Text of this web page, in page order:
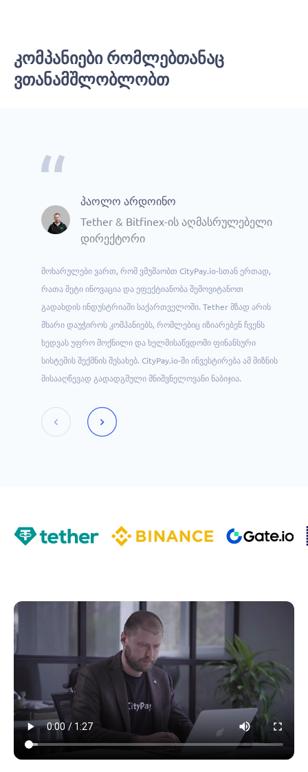
Კომპანიები Რომლებთანაც
Ვთანამშლობლობთ
პაოლო არდოინო
Tether & Bitfinex-ის აღმასრულებელი
დირექტორი
მოხარულები ვართ, რომ ვმუშაობთ CityPay.io-სთან ერთად,
რათა მეტი ინოვაცია და ეფექტიანობა შემოვიტანოთ
გადახდის ინდუსტრიაში საქართველოში. Tether მზად არის
მხარი დაუჭიროს კომპანიებს, რომლებიც იზიარებენ ჩვენს
ხედვას უფრო მოქნილი და ხელმისაწვდომი ფინანსური
სისტემის შექმნის შესახებ. CityPay.io-ში ინვესტირება ამ მიზნის
მისააღწევად გადადგმული მნიშვნელოვანი ნაბიჯია.